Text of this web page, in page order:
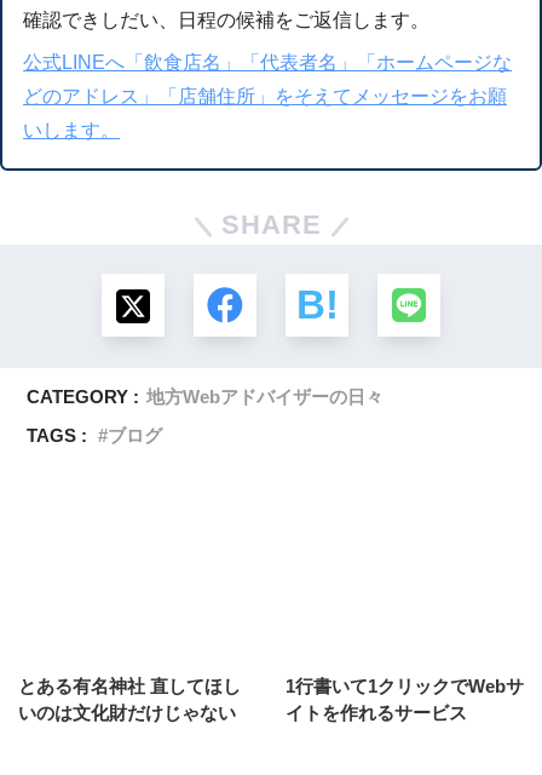
確認できしだい、日程の候補をご返信します。
公式LINEへ「飲食店名」「代表者名」「ホームページな
どのアドレス」「店舗住所」をそえてメッセージをお願
いします。
SHARE
CATEGORY : 地方Webアドバイザーの日々
TAGS :
ブログ
とある有名神社 直してほし
いのは文化財だけじゃない
1行書いて1クリックでWebサ
イトを作れるサービス